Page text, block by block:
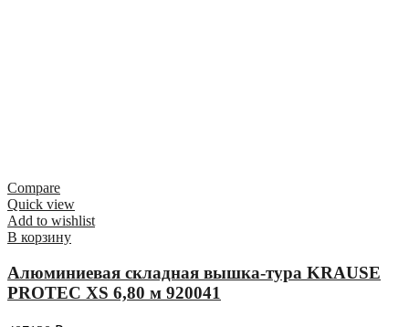
Compare
Quick view
Add to wishlist
В корзину
Алюминиевая складная вышка-тура KRAUSE
PROTEC XS 6,80 м 920041